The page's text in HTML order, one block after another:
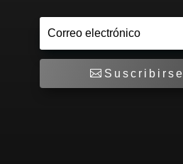
Suscribirse